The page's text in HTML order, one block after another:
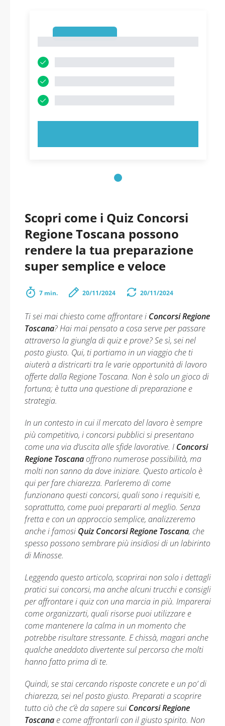
Scopri come i Quiz Concorsi
Regione Toscana possono
rendere la tua preparazione
super semplice e veloce
7 min. 20/11/2024 20/11/2024
Ti sei mai chiesto come affrontare i Concorsi Regione
Toscana? Hai mai pensato a cosa serve per passare
attraverso la giungla di quiz e prove? Se sì, sei nel
posto giusto. Qui, ti portiamo in un viaggio che ti
aiuterà a districarti tra le varie opportunità di lavoro
offerte dalla Regione Toscana. Non è solo un gioco di
fortuna; è tutta una questione di preparazione e
strategia.
In un contesto in cui il mercato del lavoro è sempre
più competitivo, i concorsi pubblici si presentano
come una via d’uscita alle sfide lavorative. I Concorsi
Regione Toscanaoffrono numerose possibilità, ma
molti non sanno da dove iniziare. Questo articolo è
qui per fare chiarezza. Parleremo di come
funzionano questi concorsi, quali sono i requisiti e,
soprattutto, come puoi prepararti al meglio. Senza
fretta e con un approccio semplice, analizzeremo
anche i famosi Quiz Concorsi Regione Toscana, che
spesso possono sembrare più insidiosi di un labirinto
di Minosse.
Leggendo questo articolo, scoprirai non solo i dettagli
pratici sui concorsi, ma anche alcuni trucchi e consigli
per affrontare i quiz con una marcia in più. Imparerai
come organizzarti, quali risorse puoi utilizzare e
come mantenere la calma in un momento che
potrebbe risultare stressante. E chissà, magari anche
qualche aneddoto divertente sul percorso che molti
hanno fatto prima di te.
Quindi, se stai cercando risposte concrete e un po’ di
chiarezza, sei nel posto giusto. Preparati a scoprire
tutto ciò che c’è da sapere sui Concorsi Regione
Toscana e come affrontarli con il giusto spirito. Non